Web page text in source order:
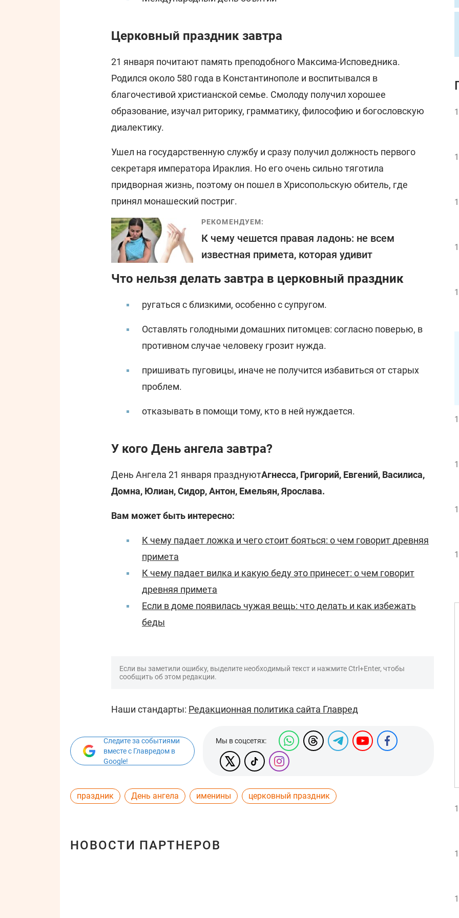
Церковный праздник завтра
21 января почитают память преподобного Максима-Исповедника.
Родился около 580 года в Константинополе и воспитывался в
благочестивой христианской семье. Смолоду получил хорошее
образование, изучал риторику, грамматику, философию и богословскую
диалектику.
Ушел на государственную службу и сразу получил должность первого
секретаря императора Ираклия. Но его очень сильно тяготила
придворная жизнь, поэтому он пошел в Хрисопольскую обитель, где
принял монашеский постриг.
РЕКОМЕНДУЕМ:
К чему чешется правая ладонь: не всем
известная примета, которая удивит
Что нельзя делать завтра в церковный праздник
ругаться с близкими, особенно с супругом.
Оставлять голодными домашних питомцев: согласно поверью, в
противном случае человеку грозит нужда.
пришивать пуговицы, иначе не получится избавиться от старых
проблем.
отказывать в помощи тому, кто в ней нуждается.
У кого День ангела завтра?
День Ангела 21 января празднуютАгнесса, Григорий, Евгений, Василиса,
Домна, Юлиан, Сидор, Антон, Емельян, Ярослава.
Вам может быть интересно:
К чему падает ложка и чего стоит бояться: о чем говорит древняя
примета
К чему падает вилка и какую беду это принесет: о чем говорит
древняя примета
Если в доме появилась чужая вещь: что делать и как избежать
беды
Если вы заметили ошибку, выделите необходимый текст и нажмите Ctrl+Enter, чтобы
сообщить об этом редакции.
Наши стандарты: Редакционная политика сайта Главред
Следите за событиями
вместе с Главредом в
Google!
Мы в соцсетях:
праздник День ангела именины церковный праздник
НОВОСТИ ПАРТНЕРОВ